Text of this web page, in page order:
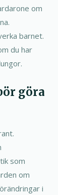
om
barnet.
du har
göra
som
om
i